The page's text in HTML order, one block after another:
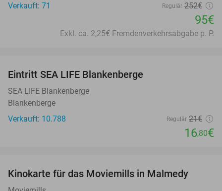
Verkauft: 71
Regulär 252€
95€
Exkl. ca. 2,25€ Fremdenverkehrsabgabe p. P.
Eintritt SEA LIFE Blankenberge
SEA LIFE Blankenberge
Blankenberge
Verkauft: 10.788
Regulär 21€
16,80€
Kinokarte für das Moviemills in Malmedy